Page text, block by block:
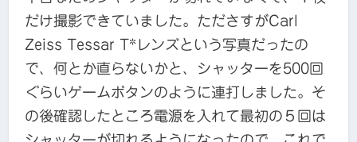
だけ撮影できていました。たださすがCarl
Zeiss Tessar T*レンズという写真だったの
で、何とか直らないかと、シャッターを500回
ぐらいゲームボタンのように連打しました。そ
の後確認したところ電源を入れて最初の５回は